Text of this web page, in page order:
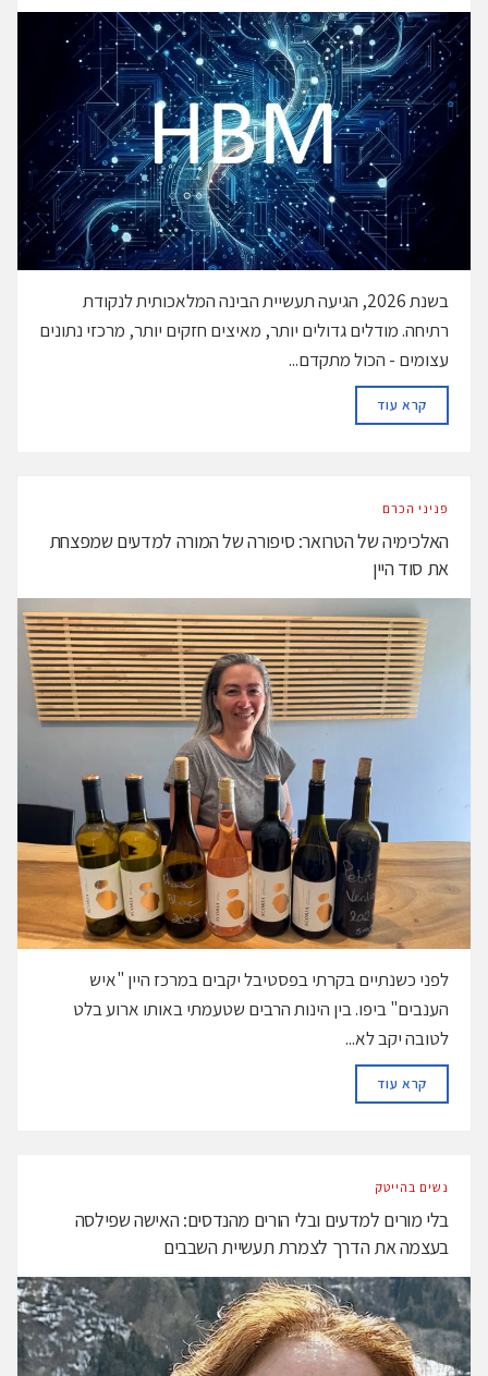
בשנת 2026, הגיעה תעשיית הבינה המלאכותית לנקודת
רתיחה. מודלים גדולים יותר, מאיצים חזקים יותר, מרכזי נתונים
עצומים - הכול מתקדם...
קרא עודDETAILS
פניני הכרם
האלכימיה של הטרואר: סיפורה של המורה למדעים שמפצחת
את סוד היין
לפני כשנתיים בקרתי בפסטיבל יקבים במרכז היין "איש
הענבים" ביפו. בין הינות הרבים שטעמתי באותו ארוע בלט
לטובה יקב לא...
קרא עודDETAILS
נשים בהייטק
בלי מורים למדעים ובלי הורים מהנדסים: האישה שפילסה
בעצמה את הדרך לצמרת תעשיית השבבים